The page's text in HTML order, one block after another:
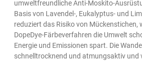
umweltfreundliche Anti-Moskito-
Basis von Lavendel-, Eukalyptus- und
reduziert das Risiko von Mückenstichen,
DopeDye-Färbeverfahren die Umwelt
Energie und Emissionen spart. Die
schnelltrocknend und atmungsaktiv und